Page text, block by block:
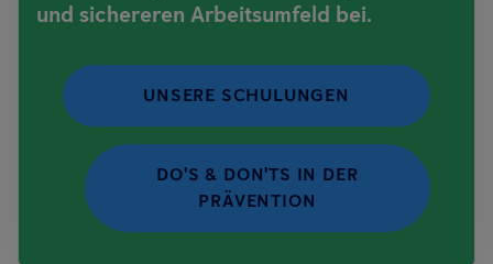
und sichereren Arbeitsumfeld bei.
UNSERE SCHULUNGEN
DO'S & DON'TS IN DER
PRÄVENTION